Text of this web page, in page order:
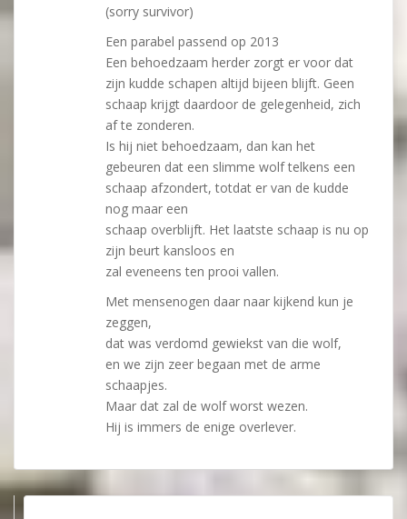
(sorry survivor)
Een parabel passend op 2013
Een behoedzaam herder zorgt er voor dat
zijn kudde schapen altijd bijeen blijft. Geen
schaap krijgt daardoor de gelegenheid, zich
af te zonderen.
Is hij niet behoedzaam, dan kan het
gebeuren dat een slimme wolf telkens een
schaap afzondert, totdat er van de kudde
nog maar een
schaap overblijft. Het laatste schaap is nu op
zijn beurt kansloos en
zal eveneens ten prooi vallen.
Met mensenogen daar naar kijkend kun je
zeggen,
dat was verdomd gewiekst van die wolf,
en we zijn zeer begaan met de arme
schaapjes.
Maar dat zal de wolf worst wezen.
Hij is immers de enige overlever.